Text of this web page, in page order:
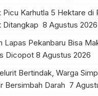
Picu Karhutla 5 Hektare di
Ditangkap 8 Agustus 2026
Lapas Pekanbaru Bisa
Dicopot 8 Agustus 2026
Bertindak, Warga
Bersimbah Darah 7